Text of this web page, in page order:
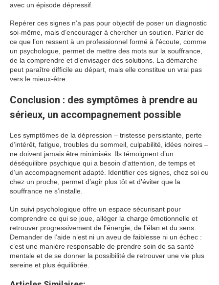
avec un épisode dépressif.
Repérer ces signes n’a pas pour objectif de poser un diagnostic
soi-même, mais d’encourager à chercher un soutien. Parler de
ce que l’on ressent à un professionnel formé à l’écoute, comme
un psychologue, permet de mettre des mots sur la souffrance,
de la comprendre et d’envisager des solutions. La démarche
peut paraître difficile au départ, mais elle constitue un vrai pas
vers le mieux-être.
Conclusion : des symptômes à prendre au
sérieux, un accompagnement possible
Les symptômes de la dépression – tristesse persistante, perte
d’intérêt, fatigue, troubles du sommeil, culpabilité, idées noires –
ne doivent jamais être minimisés. Ils témoignent d’un
déséquilibre psychique qui a besoin d’attention, de temps et
d’un accompagnement adapté. Identifier ces signes, chez soi ou
chez un proche, permet d’agir plus tôt et d’éviter que la
souffrance ne s’installe.
Un suivi psychologique offre un espace sécurisant pour
comprendre ce qui se joue, alléger la charge émotionnelle et
retrouver progressivement de l’énergie, de l’élan et du sens.
Demander de l’aide n’est ni un aveu de faiblesse ni un échec :
c’est une manière responsable de prendre soin de sa santé
mentale et de se donner la possibilité de retrouver une vie plus
sereine et plus équilibrée.